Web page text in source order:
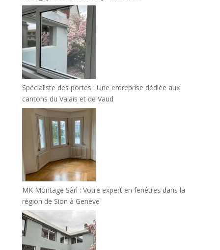
Spécialiste des portes : Une entreprise dédiée aux
cantons du Valais et de Vaud
MK Montage Sàrl : Votre expert en fenêtres dans la
région de Sion à Genève